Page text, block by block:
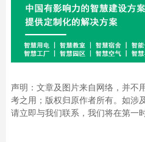
声明：文章及图片来自网络，并不
考之用；版权归原作者所有。如涉
请立即与我们联系，我们将在第一